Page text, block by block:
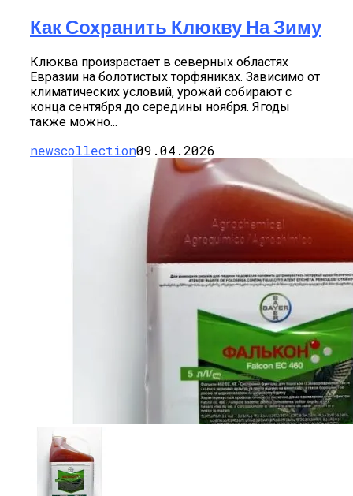
Как Сохранить Клюкву На Зиму
Клюква произрастает в северных областях
Евразии на болотистых торфяниках. Зависимо от
климатических условий, урожай собирают с
конца сентября до середины ноября. Ягоды
также можно...
newscollection09.04.2026